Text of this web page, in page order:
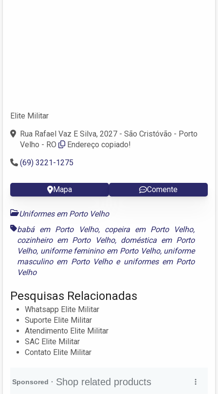
Elite Militar
Rua Rafael Vaz E Silva, 2027 - São Cristóvão - Porto
Velho - RO
Endereço copiado!
(69) 3221-1275
Mapa Comente
Uniformes em Porto Velho
babá em Porto Velho, copeira em Porto Velho,
cozinheiro em Porto Velho, doméstica em Porto
Velho, uniforme feminino em Porto Velho, uniforme
masculino em Porto Velhoe uniformes em Porto
Velho
Pesquisas Relacionadas
Whatsapp Elite Militar
Suporte Elite Militar
Atendimento Elite Militar
SAC Elite Militar
Contato Elite Militar